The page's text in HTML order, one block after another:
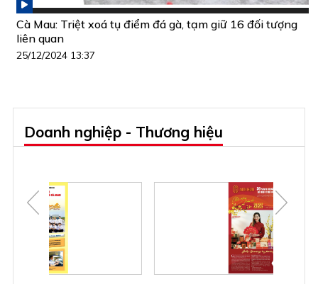
Cà Mau: Triệt xoá tụ điểm đá gà, tạm giữ 16 đối tượng
liên quan
25/12/2024 13:37
Doanh nghiệp - Thương hiệu